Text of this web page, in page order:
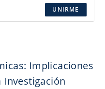
UNIRME
Implicaciones
Investigación